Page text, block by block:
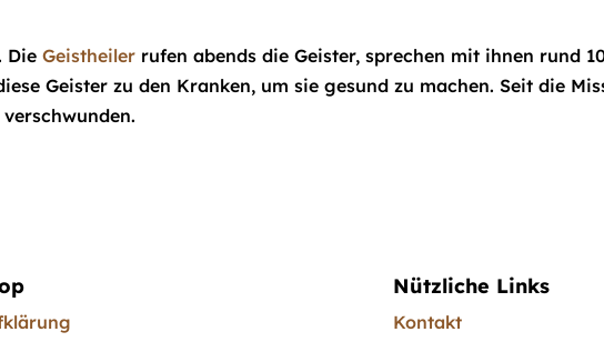
DieGeistheiler rufen abends die Geister, sprechen mit ihnen rund
Geister zu den Kranken, um sie gesund zu machen. Seit die
Nützliche Links
Kontakt